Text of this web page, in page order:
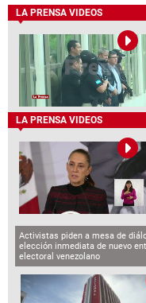
LA PRENSA VIDEOS
LA PRENSA VIDEOS
Activistas piden a mesa de
elección inmediata de nuevo
electoral venezolano